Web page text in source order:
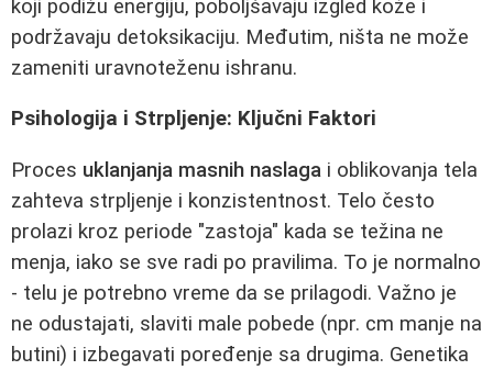
koji podižu energiju, poboljšavaju izgled kože i
podržavaju detoksikaciju. Međutim, ništa ne može
zameniti uravnoteženu ishranu.
Psihologija i Strpljenje: Ključni Faktori
Proces uklanjanja masnih naslaga i oblikovanja tela
zahteva strpljenje i konzistentnost. Telo često
prolazi kroz periode "zastoja" kada se težina ne
menja, iako se sve radi po pravilima. To je normalno
- telu je potrebno vreme da se prilagodi. Važno je
ne odustajati, slaviti male pobede (npr. cm manje na
butini) i izbegavati poređenje sa drugima. Genetika